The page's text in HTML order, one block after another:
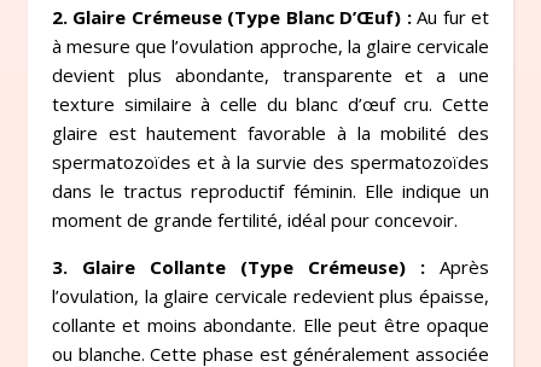
2. Glaire Crémeuse (Type Blanc D’Œuf) :Au fur et
à mesure que l’ovulation approche, la glaire cervicale
devient plus abondante, transparente et a une
texture similaire à celle du blanc d’œuf cru. Cette
glaire est hautement favorable à la mobilité des
spermatozoïdes et à la survie des spermatozoïdes
dans le tractus reproductif féminin. Elle indique un
moment de grande fertilité, idéal pour concevoir.
3. Glaire Collante (Type Crémeuse) : Après
l’ovulation, la glaire cervicale redevient plus épaisse,
collante et moins abondante. Elle peut être opaque
ou blanche. Cette phase est généralement associée